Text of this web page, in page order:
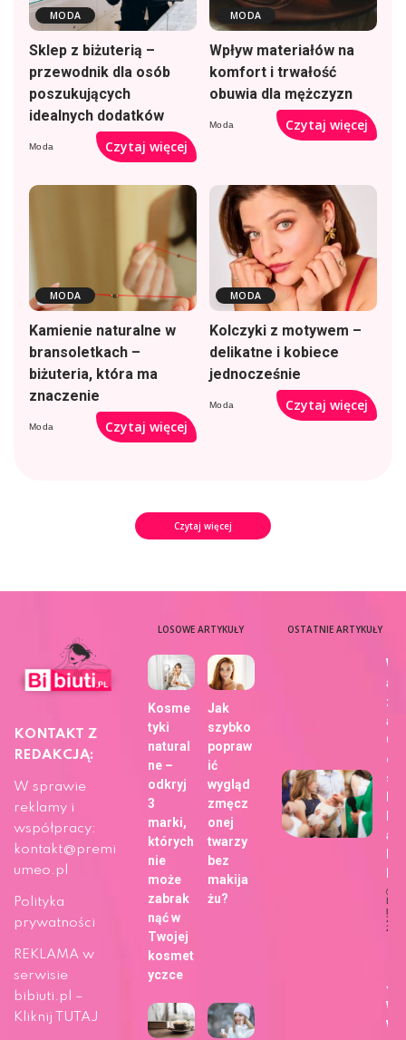
MODA
Sklep z biżuterią –
przewodnik dla osób
poszukujących
idealnych dodatków
Moda Czytaj więcej
MODA
Wpływ materiałów na
komfort i trwałość
obuwia dla mężczyzn
Moda Czytaj więcej
MODA
Kamienie naturalne w
bransoletkach –
biżuteria, która ma
znaczenie
Moda Czytaj więcej
MODA
Kolczyki z motywem –
delikatne i kobiece
jednocześnie
Moda Czytaj więcej
Czytaj więcej
KONTAKT Z
REDAKCJĄ:
W sprawie
reklamy i
współpracy:
kontakt@premi
umeo.pl
Polityka
prywatności
REKLAMA w
serwisie
bibiuti.pl –
Kliknij TUTAJ
LOSOWE ARTYKUŁY
Kosme
tyki
natural
ne –
odkryj
3
marki,
których
nie
może
zabrak
nąć w
Twojej
kosmet
yczce
Jak
szybko
popraw
ić
wygląd
zmęcz
onej
twarzy
bez
makija
żu?
OSTATNIE ARTYKUŁY
aj
a
dla
29